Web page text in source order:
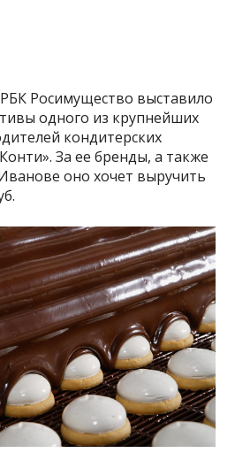
Росимущество выставило
одного из крупнейших
кондитерских
За ее бренды, а также
оно хочет выручить